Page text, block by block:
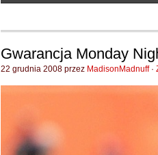
Gwarancja Monday
22 grudnia 2008 przez MadisonMadnuff·